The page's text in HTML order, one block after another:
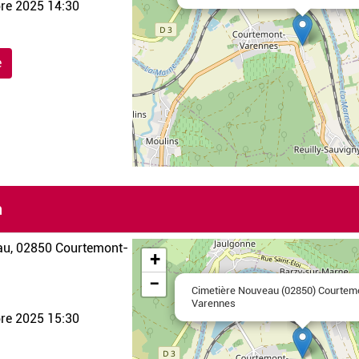
2025 14:30
02850 Courtemont-
2025 15:30
Cimetière Nouveau (02850)
Varennes
+
−
OpenStreetMap